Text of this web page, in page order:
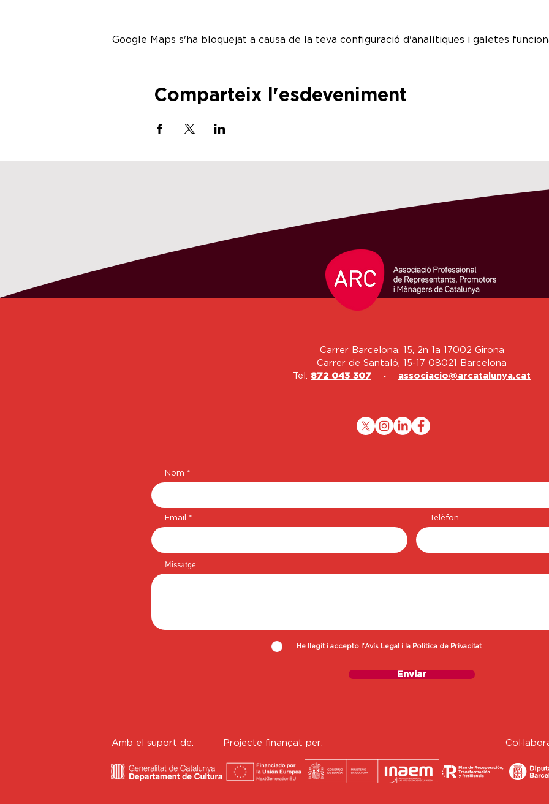
Google Maps s'ha bloquejat a causa de la teva configuració d'analítiques i galetes
Comparteix l'esdeveniment
Carrer Barcelona, 15, 2n 1a 17002 Girona
Carrer de Santaló, 15-17 08021 Barcelona
Tel: 872 043 307 · associacio@arcatalunya.cat
Nom
Email Telèfon
Missatge
He llegit i accepto l'Avís Legal i la Política de Privacitat
Enviar
Amb el suport de: Projecte finançat per: C